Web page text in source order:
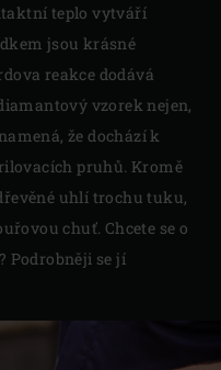
teplo vytváří
jsou krásné
reakce dodává
vzorek nejen,
že dochází k
pruhů. Kromě
uhlí trochu tuku,
chuť. Chcete se o
Podrobněji se jí